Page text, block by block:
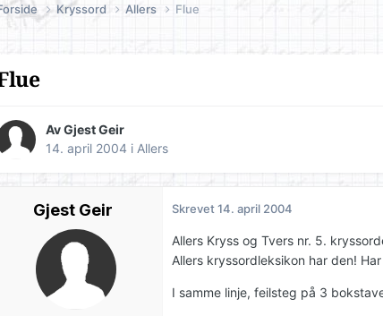
Kryssord Allers Flue
Av Gjest Geir
14. april 2004 i Allers
Gjest Geir Skrevet14. april 2004
Allers Kryss og Tvers nr. 5.
Allers kryssordleksikon har den! Har
I samme linje, feilsteg på 3